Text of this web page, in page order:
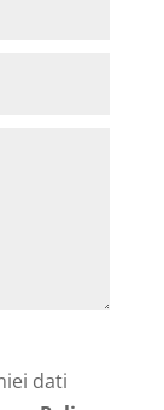
dati